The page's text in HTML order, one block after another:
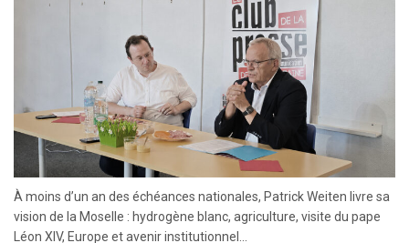
À moins d’un an des échéances nationales, Patrick Weiten livre sa
vision de la Moselle : hydrogène blanc, agriculture, visite du pape
Léon XIV, Europe et avenir institutionnel...